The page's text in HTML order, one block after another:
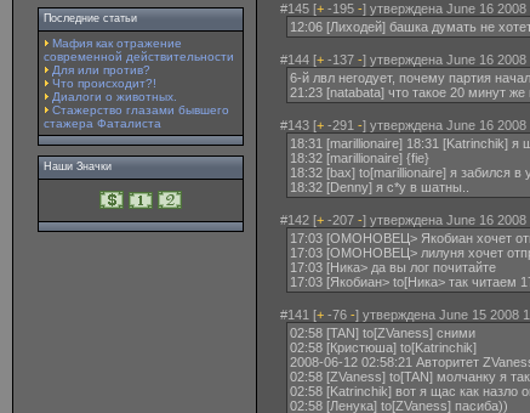
Последние статьи
Мафия как отражение
современной действительности
Для или против?
Что происходит?!
Диалоги о животных.
Стажерство глазами бывшего
стажера Фаталиста
Наши Значки
#145 [+ -195 -] утверждена June 16 2008
12:06 [Лиходей] башка думать не
#144 [+ -137 -] утверждена June 16 2008
6-й лвл негодует, почему партия
21:23 [natabata] что такое 20 минут
#143 [+ -291 -] утверждена June 16 2008
18:31 [marillionaire] 18:31 [Katrinchik]
18:32 [marillionaire] {fie}
18:32 [bax] to[marillionaire] я забился в
18:32 [Denny] я с*у в шатны..
#142 [+ -207 -] утверждена June 16 2008
17:03 [ОМОНОВЕЦ> Якобиан xочет
17:03 [ОМОНОВЕЦ> лилуня xочет
17:03 [Ника> да вы лог почитайте
17:03 [Якобиан> to[Ника> так читаем
#141 [+ -76 -] утверждена June 15 2008
02:58 [TAN] to[ZVaness] сними
02:58 [Кристюша] to[Katrinchik]
2008-06-12 02:58:21 Авторитет
02:58 [ZVaness] to[TAN] молчанку я
02:58 [Katrinchik] вот я щас как назло
02:58 [Ленука] to[ZVaness] пасиба))